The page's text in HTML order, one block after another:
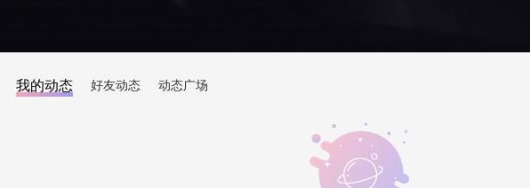
我的动态 好友动态 动态广场